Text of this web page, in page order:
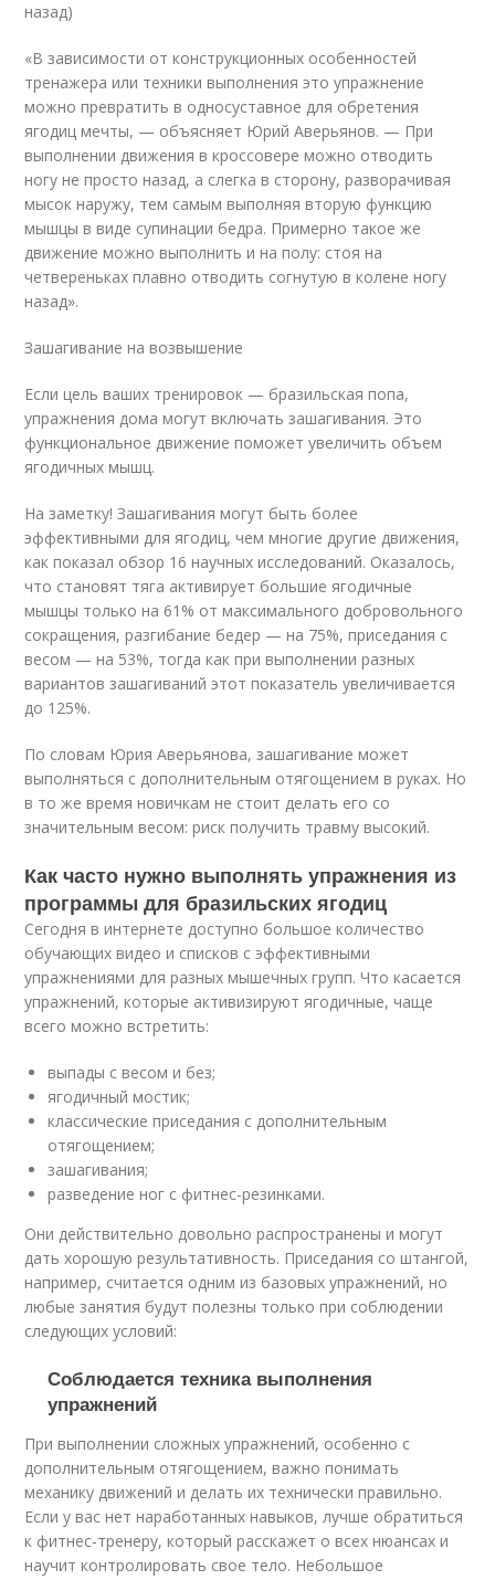
назад)
«В зависимости от конструкционных особенностей
тренажера или техники выполнения это упражнение
можно превратить в односуставное для обретения
ягодиц мечты, — объясняет Юрий Аверьянов. — При
выполнении движения в кроссовере можно отводить
ногу не просто назад, а слегка в сторону, разворачивая
мысок наружу, тем самым выполняя вторую функцию
мышцы в виде супинации бедра. Примерно такое же
движение можно выполнить и на полу: стоя на
четвереньках плавно отводить согнутую в колене ногу
назад».
Зашагивание на возвышение
Если цель ваших тренировок — бразильская попа,
упражнения дома могут включать зашагивания. Это
функциональное движение поможет увеличить объем
ягодичных мышц.
На заметку! Зашагивания могут быть более
эффективными для ягодиц, чем многие другие движения,
как показал обзор 16 научных исследований. Оказалось,
что становят тяга активирует большие ягодичные
мышцы только на 61% от максимального добровольного
сокращения, разгибание бедер — на 75%, приседания с
весом — на 53%, тогда как при выполнении разных
вариантов зашагиваний этот показатель увеличивается
до 125%.
По словам Юрия Аверьянова, зашагивание может
выполняться с дополнительным отягощением в руках. Но
в то же время новичкам не стоит делать его со
значительным весом: риск получить травму высокий.
Как часто нужно выполнять упражнения из
программы для бразильских ягодиц
Сегодня в интернете доступно большое количество
обучающихвидео и списков с эффективными
упражнениями для разных мышечных групп. Что касается
упражнений, которые активизируют ягодичные, чаще
всего можно встретить:
выпады с весом и без;
ягодичный мостик;
классические приседания с дополнительным
отягощением;
зашагивания;
разведение ног с фитнес-резинками.
Они действительно довольно распространены и могут
дать хорошую результативность. Приседания со штангой,
например, считается одним из базовых упражнений, но
любые занятия будут полезны только при соблюдении
следующих условий:
Соблюдается техника выполнения
упражнений
При выполнении сложных упражнений, особенно с
дополнительным отягощением, важно понимать
механику движений и делать их технически правильно.
Если у вас нет наработанных навыков, лучше обратиться
к фитнес-тренеру, который расскажет о всех нюансах и
научит контролировать свое тело. Небольшое